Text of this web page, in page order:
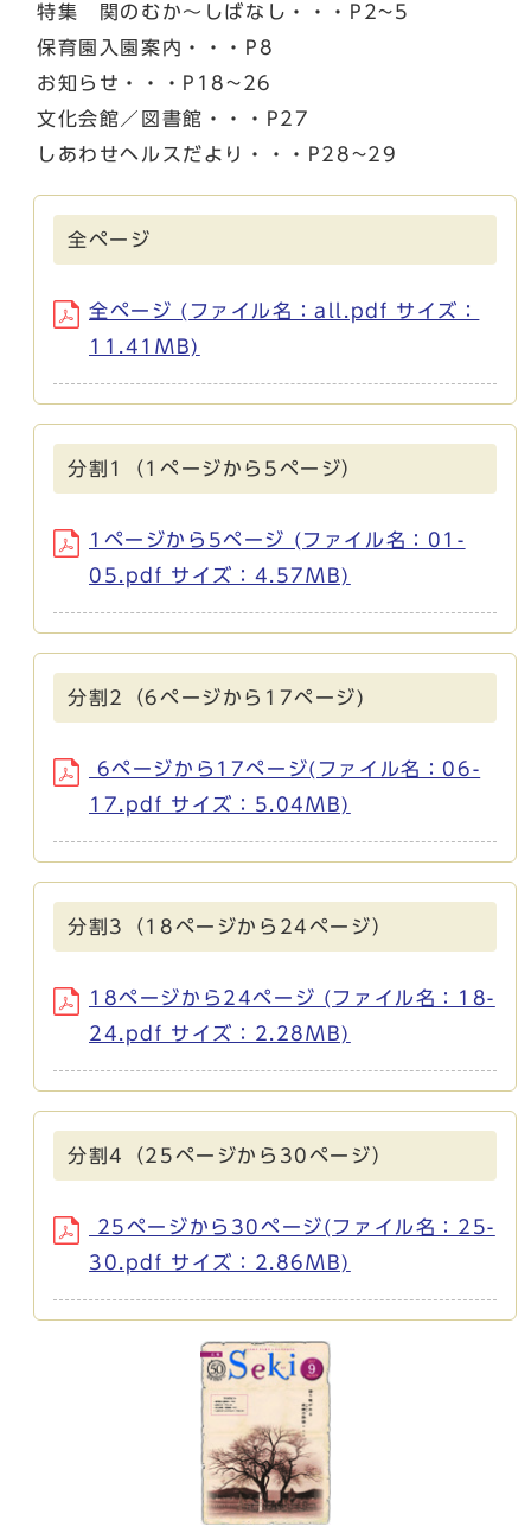
特集 関のむか～しばなし・・・P2~5
保育園入園案内・・・P8
お知らせ・・・P18~26
文化会館／図書館・・・P27
しあわせヘルスだより・・・P28~29
全ページ
全ページ (ファイル名：all.pdf サイズ：
11.41MB)
分割1（1ページから5ページ）
1ページから5ページ (ファイル名：01-
05.pdf サイズ：4.57MB)
分割2（6ページから17ページ)
6ページから17ページ(ファイル名：06-
17.pdf サイズ：5.04MB)
分割3（18ページから24ページ）
18ページから24ページ (ファイル名：18-
24.pdf サイズ：2.28MB)
分割4（25ページから30ページ）
25ページから30ページ(ファイル名：25-
30.pdf サイズ：2.86MB)